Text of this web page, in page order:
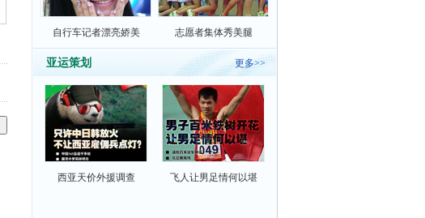
自行车记者漂亮娇美 志愿者集体秀美腿
亚运策划 更多>>
西亚天价外援调查 飞人让男足情何以堪